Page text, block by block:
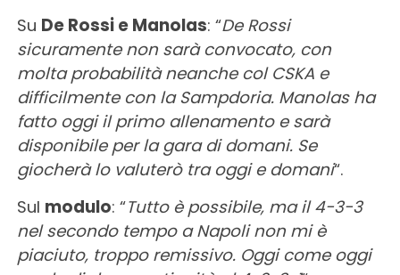
Su De Rossi e Manolas: “De Rossi
sicuramente non sarà convocato, con
molta probabilità neanche col CSKA e
difficilmente con la Sampdoria. Manolas ha
fatto oggi il primo allenamento e sarà
disponibile per la gara di domani. Se
giocherà lo valuterò tra oggi e domani“.
Sul modulo: “Tutto è possibile, ma il 4-3-3
nel secondo tempo a Napoli non mi è
piaciuto, troppo remissivo. Oggi come oggi